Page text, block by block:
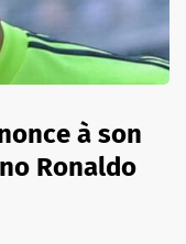
à son
Ronaldo